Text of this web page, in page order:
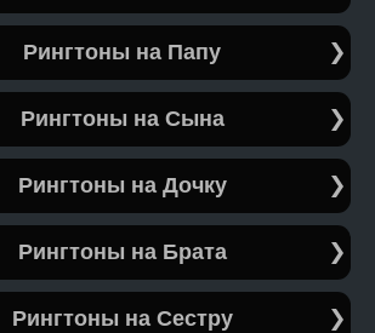
Рингтоны на Папу
Рингтоны на Сына
Рингтоны на Дочку
Рингтоны на Брата
Рингтоны на Сестру